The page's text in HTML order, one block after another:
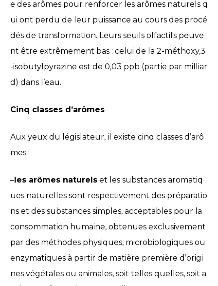
e des arômes pour renforcer les arômes naturels q
ui ont perdu de leur puissance au cours des procé
dés de transformation. Leurs seuils olfactifs peuve
nt être extrêmement bas : celui de la 2-méthoxy,3
-isobutylpyrazine est de 0,03 ppb (partie par milliar
d) dans l’eau.
Cinq classes d’arômes
Aux yeux du législateur, il existe cinq classes d’arô
mes :
–les arômes naturelset les substances aromatiq
ues naturelles sont respectivement des préparatio
ns et des substances simples, acceptables pour la
consommation humaine, obtenues exclusivement
par des méthodes physiques, microbiologiques ou
enzymatiques à partir de matière première d’origi
nes végétales ou animales, soit telles quelles, soit a